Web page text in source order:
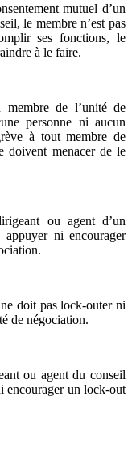
mutuel d’un
le membre n’est pas
ses fonctions, le
à le faire.
de l’unité de
personne ni aucun
à tout membre de
doivent menacer de le
ou agent d’un
appuyer ni encourager
doit pas lock-outer ni
de négociation.
ou agent du conseil
encourager un lock-out